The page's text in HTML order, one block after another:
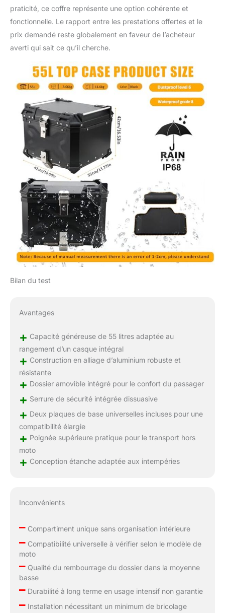
praticité, ce coffre représente une option cohérente et
fonctionnelle. Le rapport entre les prestations offertes et le
prix demandé reste globalement en faveur de l’acheteur
averti qui sait ce qu’il cherche.
Bilan du test
Avantages
+ Capacité généreuse de 55 litres adaptée au
rangement d’un casque intégral
+ Construction en alliage d’aluminium robuste et
résistante
+ Dossier amovible intégré pour le confort du passager
+ Serrure de sécurité intégrée dissuasive
+ Deux plaques de base universelles incluses pour une
compatibilité élargie
+ Poignée supérieure pratique pour le transport hors
moto
+ Conception étanche adaptée aux intempéries
Inconvénients
–Compartiment unique sans organisation intérieure
–Compatibilité universelle à vérifier selon le modèle de
moto
–Qualité du rembourrage du dossier dans la moyenne
basse
–Durabilité à long terme en usage intensif non garantie
–Installation nécessitant un minimum de bricolage